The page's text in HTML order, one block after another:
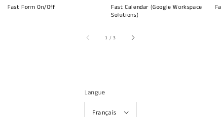
Fast Form On/Off
Fast Calendar (Google Workspace
Solutions)
1 /sur
3
Langue
Français